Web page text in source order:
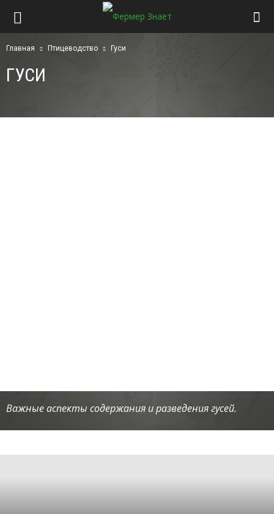
Главная Птицеводство Гуси
ГУСИ
Важные аспекты содержания и разведения гусей.